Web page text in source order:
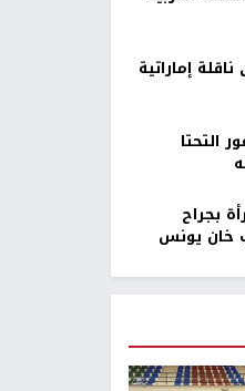
إماراتية
التحتا
بجراح
خان يونس